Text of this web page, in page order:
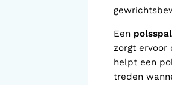
Een polss
zorgt ervoor
helpt een
treden